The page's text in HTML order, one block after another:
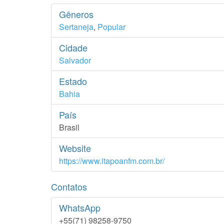
Gêneros
Sertaneja, Popular
Cidade
Salvador
Estado
Bahia
País
Brasil
Website
https://www.itapoanfm.com.br/
Contatos
WhatsApp
+55(71) 98258-9750